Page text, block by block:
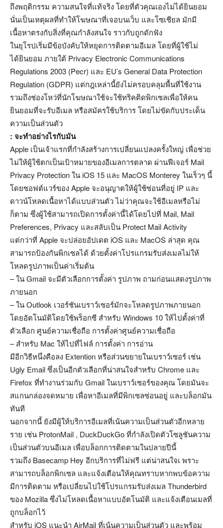
ถึงพฤติกรรม ความสนใจที่แท้จริง โดยที่ตัวคุณเองไม่ได้ยินยอม
นั่นเป็นเหตุผลที่ทำให้โฆษณาที่เจอบนเว็บ และโซเชียล มักมี
เนื้อหาตรงกับสิ่งที่คุณกำลังสนใจ ราวกับถูกดักฟัง
ในยุโรปเริ่มมีข้อบังคับให้หยุดการติดตามอีเมล โดยที่ผู้ใช้ไม่
ได้ยินยอม ภายใต้ Privacy Electronic Communications
Regulations 2003 (Pecr) และ EU’s General Data Protection
Regulation (GDPR) แต่กฎเหล่านี้ยังไม่ครอบคลุมพื้นที่ใช้งาน
รวมถึงช่องโหว่ที่นักโฆษณาใช้จะใช้ทริคติดพิกเซลเพื่อให้คน
ยินยอมที่จะรับอีเมล หรือสมัครใช้บริการ โดยไม่ขัดกับประเด็น
ความเป็นส่วนตัว
: จะทำอย่างไรกับมัน
Apple เป็นเจ้าแรกที่กำลังสร้างการเปลี่ยนแปลงครั้งใหญ่ เพื่อช่วย
ไม่ให้ผู้ใช้ตกเป็นเป้าหมายของอีเมลการตลาด ผ่านฟีเจอร์ Mail
Privacy Protection ใน iOS 15 และ MacOS Monterey ในเร็วๆ นี้
โดยซอฟต์แวร์ของ Apple จะอนุญาตให้ผู้ใช้ซ่อนที่อยู่ IP และ
ดาวน์โหลดเนื้อหาได้แบบส่วนตัว ไม่ว่าคุณจะใช้อีเมลหรือไม่
ก็ตาม ซึ่งผู้ใช้สามารถเปิดการตั้งค่านี้ได้โดยไปที่ Mail, Mail
Preferences, Privacy และสลับเป็น Protect Mail Activity
แต่กว่าที่ Apple จะปล่อยอัปเดต iOS และ MacOS ล่าสุด คุณ
สามารถป้องกันพิกเซลได้ ด้วยตั้งค่าโปรแกรมรับส่งเมลไม่ให้
โหลดรูปภาพเป็นค่าเริ่มต้น
– ใน Gmail จะมีตัวเลือกการตั้งค่า รูปภาพ ถามก่อนแสดงรูปภาพ
ภายนอก
– ใน Outlook เวอร์ชันเบราว์เซอร์มักจะโหลดรูปภาพภายนอก
โดยอัตโนมัติโดยใช้พร็อกซี สำหรับ Windows 10 ให้ไปตั้งค่าที่
ตัวเลือก ศูนย์ความเชื่อถือ การตั้งค่าศูนย์ความเชื่อถือ
– สำหรับ Mac ให้ไปที่ไฟล์ การตั้งค่า การอ่าน
มีอีกวิธีหนึ่งคือลง Extention หรือส่วนขยายในเบราว์เซอร์ เช่น
Ugly Email ซึ่งเป็นอีกตัวเลือกที่น่าสนใจสำหรับ Chrome และ
Firefox ที่ทำงานร่วมกับ Gmail ในเบราว์เซอร์ของคุณ โดยมันจะ
สแกนกล่องจดหมาย เพื่อหาอีเมลที่มีพิกเซลซ่อนอยู่ และบล็อกมัน
ทันที
นอกจากนี้ ยังมีผู้ให้บริการอีเมลที่เน้นความเป็นส่วนตัวอีกหลาย
ราย เช่น ProtonMail , DuckDuckGo ที่กำลังเปิดตัวโซลูชันความ
เป็นส่วนตัวบนอีเมล เพื่อบล็อกการติดตามในปลายปีนี้
รวมถึง Basecamp Hey อีกบริการที่ไม่ฟรี แต่น่าสนใจเ พราะ
สามารถบล็อกพิกเซล และแจ้งเตือนให้คุณทราบหากพบข้อความ
มีการติดตาม หรือเปลี่ยนไปใช้โปรแกรมรับส่งเมล Thunderbird
ของ Mozilla ซึ่งไม่โหลดเนื้อหาแบบอัตโนมัติ และแจ้งเตือนเมลที่
ถูกบล็อกไว้
สำหรับ iOS แนะนำ AirMail ที่เน้นความเป็นส่วนตัว และพร้อม